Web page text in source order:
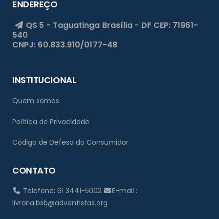
ENDEREÇO
QS 5 - Taguatinga Brasília - DF CEP: 71961-
540
CNPJ: 60.833.910/0177-48
INSTITUCIONAL
Quem somos
Política de Privacidade
Código de Defesa do Consumidor
CONTATO
Telefone: 61 3441-5002
E-mail :
livraria.bsb@adventistas.org